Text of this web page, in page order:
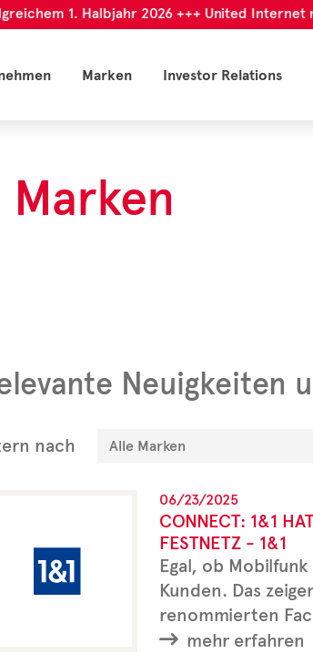
1. Halbjahr 2026 +++ United Internet
Marken Investor Relations
Neuigkeiten
nach
06/23/2025
CONNECT: 1&1
FESTNETZ - 1&1
Egal, ob
Kunden. Das
renommierten
mehr erfahren